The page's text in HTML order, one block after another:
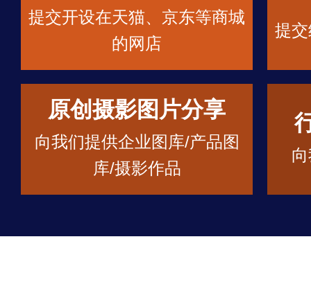
提交开设在天猫、京东等商城
的网店
提
原创摄影图片分享
向我们提供企业图库/产品图
库/摄影作品